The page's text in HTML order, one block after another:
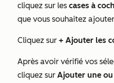
cliquez sur les cases à
que vous souhaitez
Cliquez sur + Ajouter les
Après avoir vérifié vos
cliquez sur Ajouter une